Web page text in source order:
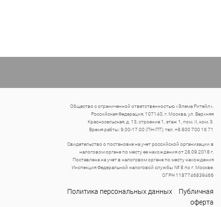
Общество с ограниченной ответственностью «Элема Ритейл»,
Российская Федерация, 107140, г. Москва, ул. Верхняя
Красносельская, д. 13, строение 1, этаж 1, пом. II, ком. 3.
Время рабты: 9.00-17.00 (ПН-ПТ); тел. +8 800 700 16 71
Свидетельство о постановке на учет российской организации в
налоговом органе по месту ее нахождения от 28.09.2018 г.
Поставлена на учет в налоговом органе по месту нахождения
Инспекция Федеральной налоговой службы № 8 по г. Москве.
ОГРН 1187746839466
Политика персональных данных
Публичная
оферта